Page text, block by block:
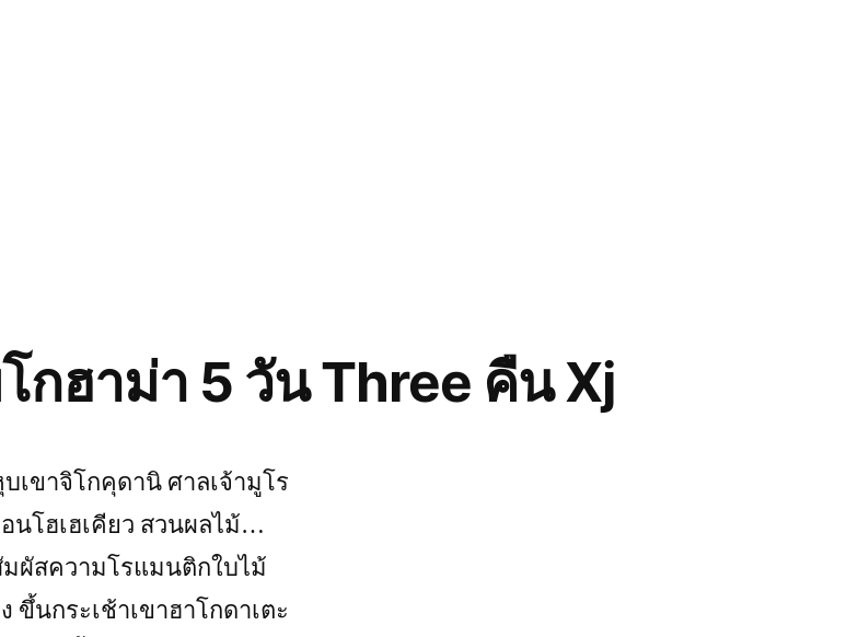
กฮาม่า 5 วัน Three คืน Xj
เขาจิโกคุดานิ ศาลเจ้ามูโร
นโฮเฮเคียว สวนผลไม้…
มผัสความโรแมนติกใบไม้
ขึ้นกระเช้าเขาฮาโกดาเตะ